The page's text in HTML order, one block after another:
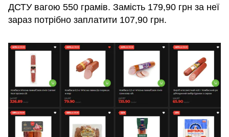
ДСТУ вагою 550 грамів. Замість 179,90 грн за неї
зараз потрібно заплатити 107,90 грн.